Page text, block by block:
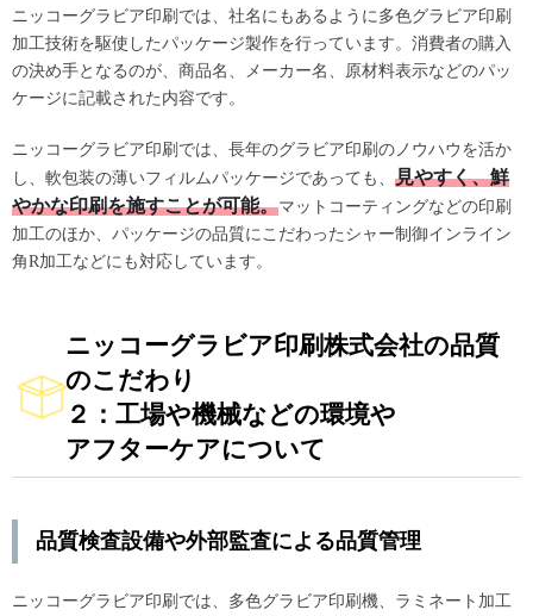
ニッコーグラビア印刷では、社名にもあるように多色グラビア印刷
加工技術を駆使したパッケージ製作を行っています。消費者の購入
の決め手となるのが、商品名、メーカー名、原材料表示などのパッ
ケージに記載された内容です。
ニッコーグラビア印刷では、長年のグラビア印刷のノウハウを活か
し、軟包装の薄いフィルムパッケージであっても、 見やすく、鮮
やかな印刷を施すことが可能。マットコーティングなどの印刷
加工のほか、パッケージの品質にこだわったシャー制御インライン
角R加工などにも対応しています。
ニッコーグラビア印刷株式会社の品質
のこだわり
２：工場や機械などの環境や
アフターケアについて
品質検査設備や外部監査による品質管理
ニッコーグラビア印刷では、多色グラビア印刷機、ラミネート加工